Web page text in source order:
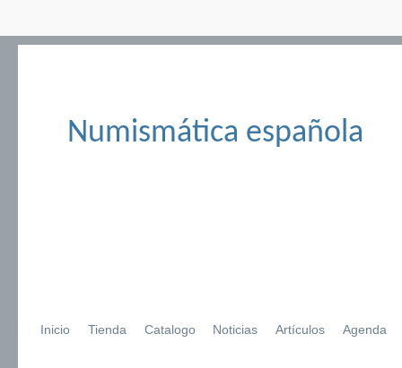
Numismática española
Inicio Tienda Catalogo Noticias Artículos Agenda